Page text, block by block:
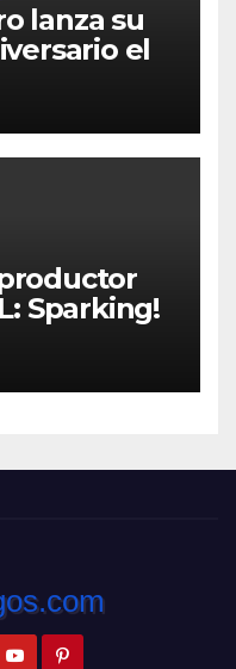
lanza su
el
para
y nuevos
Sparking!
Limit-